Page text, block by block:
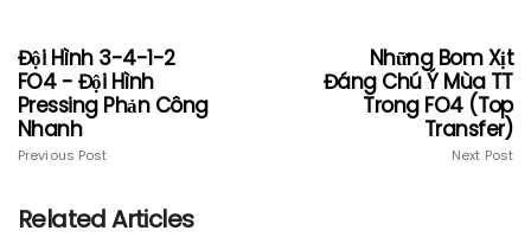
Đội Hình 3-4-1-2
FO4 - Đội Hình
Pressing Phản Công
Nhanh
Previous Post
Những Bom Xịt
Đáng Chú Ý Mùa TT
Trong FO4 (Top
Transfer)
Next Post
Related Articles